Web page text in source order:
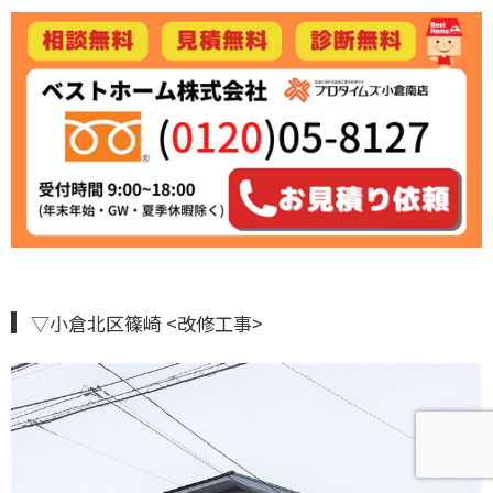
▽小倉北区篠崎 <改修工事>